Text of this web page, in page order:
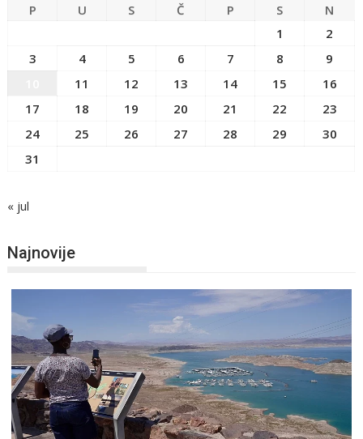
P U S Č P S
N
1
2
3
4 5 6 7 8
9
11 12 13 14 15
16
17
18 19 20 21 22
23
24
25 26 27 28 29
30
31
« jul
Najnovije